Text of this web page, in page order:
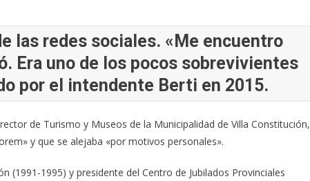
las redes sociales. «Me encuentro
Era uno de los pocos sobrevivientes
por el intendente Berti en 2015.
de Turismo y Museos de la Municipalidad de Villa Constitución,
y que se alejaba «por motivos personales».
(1991-1995) y presidente del Centro de Jubilados Provinciales